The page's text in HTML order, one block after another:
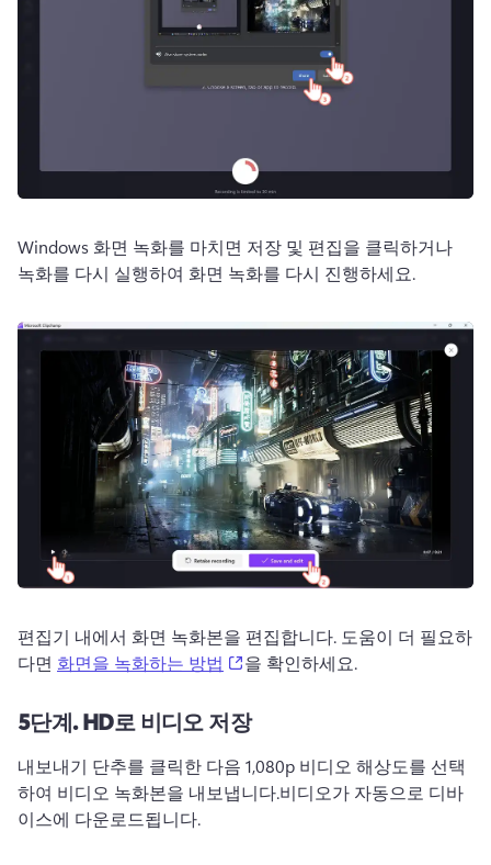
Windows 화면 녹화를 마치면 저장 및 편집을 클릭하거나
녹화를 다시 실행하여 화면 녹화를 다시 진행하세요.
편집기 내에서 화면 녹화본을 편집합니다. 도움이 더 필요하
다면 화면을 녹화하는 방법 (opens in a new tab)
을 확인하세요.
5단계.HD로 비디오 저장
내보내기 단추를 클릭한 다음 1,080p 비디오 해상도를 선택
하여 비디오 녹화본을 내보냅니다.비디오가 자동으로 디바
이스에 다운로드됩니다.